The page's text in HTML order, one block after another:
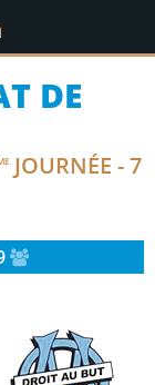
DE
JOURNÉE - 7